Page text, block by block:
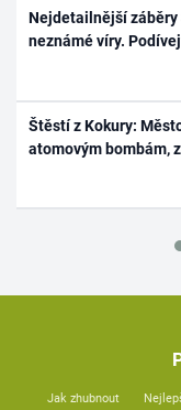
Nejdetailnější
neznámé víry.
Štěstí z Kokury:
atomovým bombám,
Jak zhubnout